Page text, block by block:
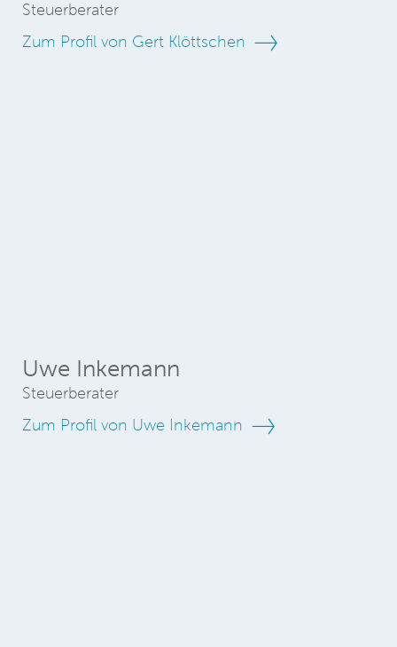
Steuerberater
Zum Profil von Gert Klöttschen
Uwe Inkemann
Steuerberater
Zum Profil von Uwe Inkemann